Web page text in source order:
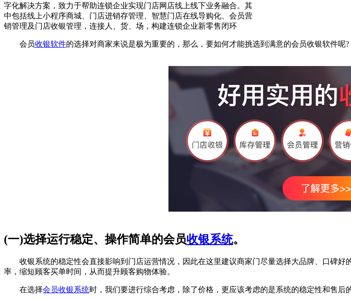
字化解决方案，致力于帮助连锁企业实现门店网店线上线下业务融合。其
中包括线上小程序商城、门店进销存管理、智慧门店在线导购化、会员营
销管理及门店收银管理，连接人、货、场，构建连锁企业新零售闭环
会员收银软件的选择对商家来说是极为重要的，那么，要如何才能挑选到满意的会员收银软件呢?
(一)选择运行稳定、操作简单的会员收银系统。
收银系统的稳定性会直接影响到门店运营情况，因此在这里建议商家门尽量选择大品牌、口碑好
率，缩短顾客买单时间，从而提升顾客购物体验。
在选择会员收银系统时，我们要进行综合考虑，除了价格，更应该考虑的是系统的稳定性和售后